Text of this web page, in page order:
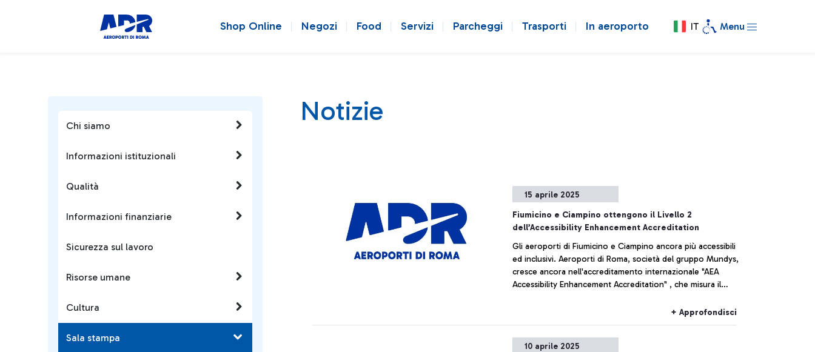
Shop Online Negozi Food Servizi Parcheggi Trasporti In aeroporto IT Menu
Chi siamo
Informazioni istituzionali
Qualità
Informazioni finanziarie
Sicurezza sul lavoro
Risorse umane
Cultura
Sala stampa
Notizie
15 aprile 2025
Fiumicino e Ciampino ottengono il Livello 2
dell’Accessibility Enhancement Accreditation
Gli aeroporti di Fiumicino e Ciampino ancora più accessibili
ed inclusivi. Aeroporti di Roma, società del gruppo Mundys,
cresce ancora nell'accreditamento internazionale "AEA
Accessibility Enhancement Accreditation" , che misura il
ridotta mobilità o con disabilità, ottenendo il livello 2.
+ Approfondisci
10 aprile 2025